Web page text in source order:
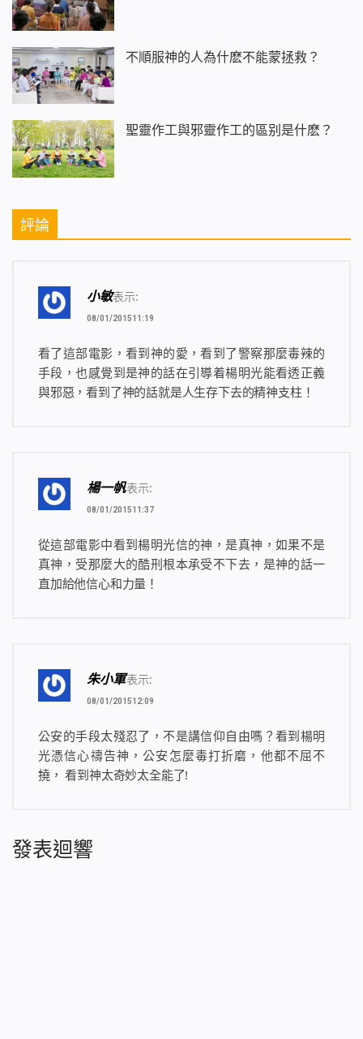
不順服神的人為什麽不能蒙拯救？
聖靈作工與邪靈作工的區别是什麽？
評論
小敏表示:
08/01/201511:19
看了這部電影，看到神的愛，看到了警察那麼毒辣的
手段，也感覺到是神的話在引導着楊明光能看透正義
與邪惡，看到了神的話就是人生存下去的精神支柱！
楊一帆表示:
08/01/201511:37
從這部電影中看到楊明光信的神，是真神，如果不是
真神，受那麼大的酷刑根本承受不下去，是神的話一
直加給他信心和力量！
朱小軍表示:
08/01/201512:09
公安的手段太殘忍了，不是講信仰自由嗎？看到楊明
光憑信心禱告神，公安怎麼毒打折磨，他都不屈不
撓， 看到神太奇妙太全能了!
發表迴響